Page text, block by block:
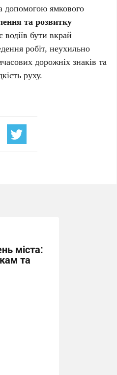
допомогою ямкового
та розвитку
водіїв бути вкрай
робіт, неухильно
дорожніх знаків та
руху.
міста:
та